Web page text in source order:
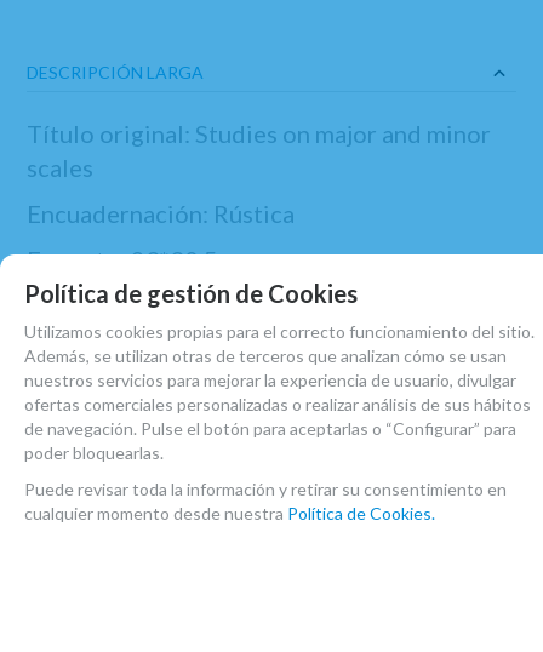
DESCRIPCIÓN LARGA
Título original: Studies on major and minor
scales
Encuadernación: Rústica
Formato: 23*30,5 cm
Editorial: Carl Fischer
MARCA
CARL FISCHER
PARTITURAS PARTITURAS SAXOFÓN
Política de gestión de Cookies
Utilizamos cookies propias para el correcto funcionamiento del sitio.
Además, se utilizan otras de terceros que analizan cómo se usan
nuestros servicios para mejorar la experiencia de usuario, divulgar
ofertas comerciales personalizadas o realizar análisis de sus hábitos
de navegación. Pulse el botón para aceptarlas o “Configurar” para
poder bloquearlas.
Puede revisar toda la información y retirar su consentimiento en
cualquier momento desde nuestra Política de Cookies.